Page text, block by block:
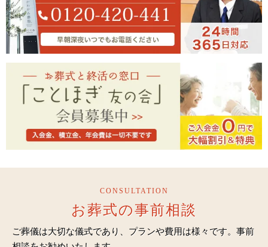
CONSULTATION
お葬式の事前相談
ご葬儀は大切な儀式であり、プランや費用は様々です。事前